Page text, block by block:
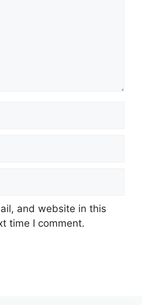
and website in this
time I comment.